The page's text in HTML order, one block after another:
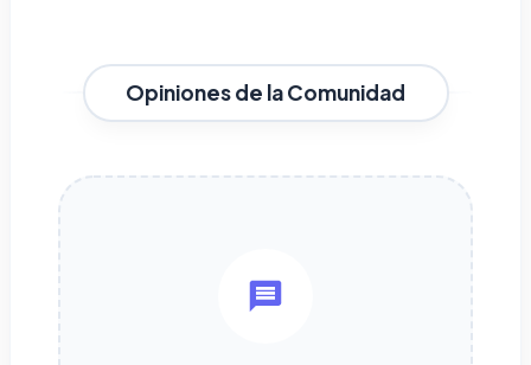
Opiniones de la Comunidad